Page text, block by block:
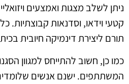
ניתן לשלב מצגות ואמצעים
קטעי וידאו, וסדנאות קבוצתיות.
תורם ליצירת דינמיקה חיובית
כמו כן, חשוב להתייחס למגוון
המשתתפים. ישנם אנשים